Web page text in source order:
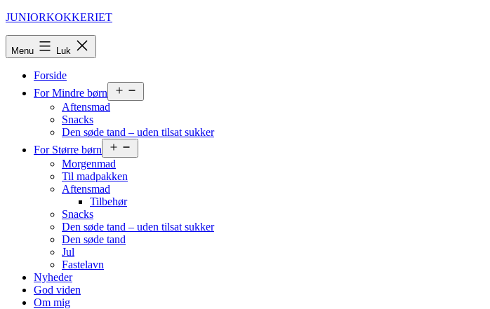
Fortsæt
JUNIORKOKKERIET
Menu Luk
Forside
For Mindre børn
menu
Aftensmad
Snacks
Den søde tand – uden tilsat sukker
For Større børn
menu
Morgenmad
Til madpakken
Aftensmad
Tilbehør
Snacks
Den søde tand – uden tilsat sukker
Den søde tand
Jul
Fastelavn
Nyheder
God viden
Om mig